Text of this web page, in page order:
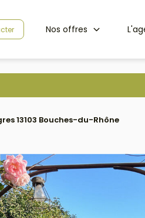
Nos offres
13103 Bouches-du-Rhône